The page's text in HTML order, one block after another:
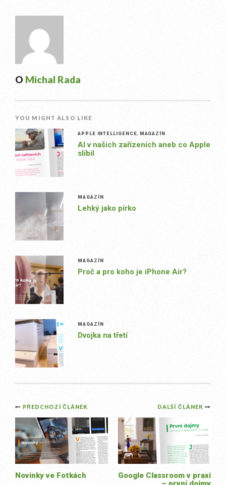
O Michal Rada
YOU MIGHT ALSO LIKE
APPLE INTELLIGENCE MAGAZÍN
AI v našich zařízeních aneb co Apple
slíbil
MAGAZÍN
Lehký jako pírko
MAGAZÍN
Proč a pro koho je iPhone Air?
MAGAZÍN
Dvojka na třetí
Post
navigation
DALŠÍ ČLÁNEK
Google Classroom v praxi
PŘEDCHOZÍ ČLÁNEK
Novinky ve Fotkách